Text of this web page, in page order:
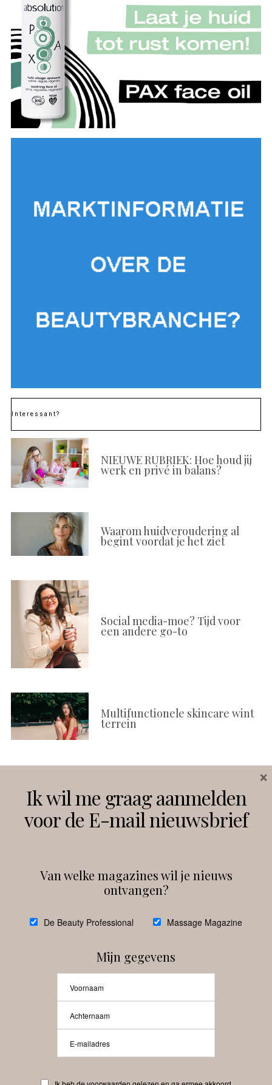
Interessant?
NIEUWE RUBRIEK: Hoe houd jij
werk en privé in balans?
Waarom huidveroudering al
begint voordat je het ziet
Social media-moe? Tijd voor
een andere go-to
Multifunctionele skincare wint
terrein
Instagram Facebook
debeautyprofessional
Beauty-Pro.nl
Ik wil me graag aanmelden
voor de E-mail nieuwsbrief
Van welke magazines wil je nieuws
ontvangen?
De Beauty Professional Massage Magazine
Mijn gegevens
×